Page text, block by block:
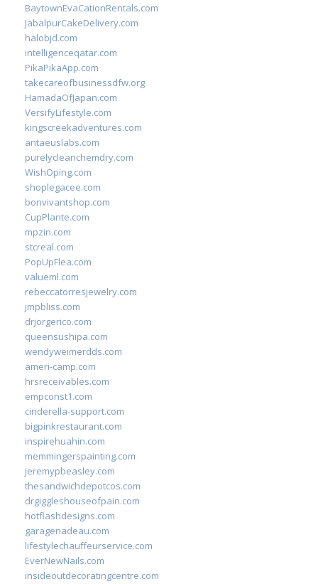
BaytownEvaCationRentals.com
JabalpurCakeDelivery.com
halobjd.com
intelligenceqatar.com
PikaPikaApp.com
takecareofbusinessdfw.org
HamadaOfJapan.com
VersifyLifestyle.com
kingscreekadventures.com
antaeuslabs.com
purelycleanchemdry.com
WishOping.com
shoplegacee.com
bonvivantshop.com
CupPlante.com
mpzin.com
stcreal.com
PopUpFlea.com
valueml.com
rebeccatorresjewelry.com
jmpbliss.com
drjorgerico.com
queensushipa.com
wendyweimerdds.com
ameri-camp.com
hrsreceivables.com
empconst1.com
cinderella-support.com
bigpinkrestaurant.com
inspirehuahin.com
memmingerspainting.com
jeremypbeasley.com
thesandwichdepotcos.com
drgiggleshouseofpain.com
hotflashdesigns.com
garagenadeau.com
lifestylechauffeurservice.com
EverNewNails.com
insideoutdecoratingcentre.com